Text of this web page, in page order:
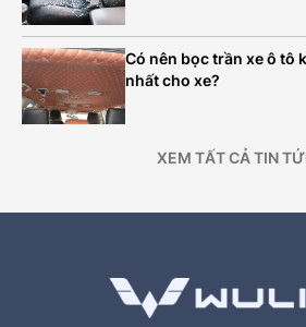
Có nên bọc trần xe ô tô
nhất cho xe?
XEM TẤT CẢ TIN